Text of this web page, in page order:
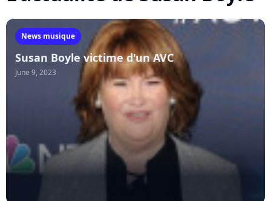
News musique
Susan Boyle victime d'un AVC
June 9, 2023